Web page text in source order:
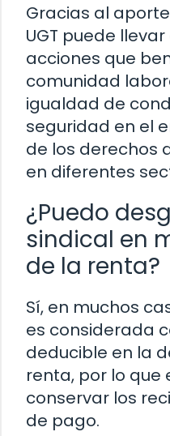
Gracias al
UGT puede
acciones que
comunidad
igualdad de
seguridad en el
de los derechos
en diferentes
¿Puedo
sindical en
de la renta?
Sí, en muchos
es considerada
deducible en la
renta, por lo
conservar los
de pago.